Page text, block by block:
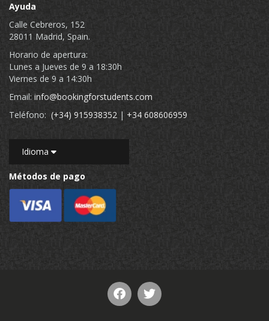
Ayuda
Calle Cebreros, 152
28011 Madrid, Spain.
Horario de apertura:
Lunes a Jueves de 9 a 18:30h
Viernes de 9 a 14:30h
Email: info@bookingforstudents.com
Teléfono: (+34) 915938352 | +34 608606959
Idioma
Métodos de pago